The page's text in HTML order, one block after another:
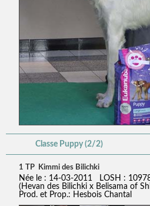
Classe Puppy (2/2)
1 TP Kimmi des Bilichki
Née le : 14-03-2011 LOSH :
(Hevan des Bilichki x Belisama of
Prod. et Prop.: Hesbois Chantal